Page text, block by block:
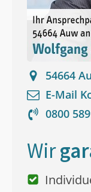
54664
E-Mail
0800
Wir